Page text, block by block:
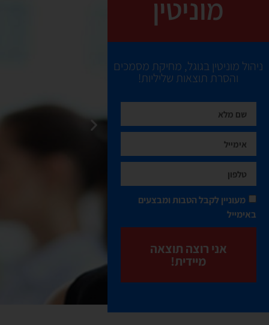
מוניטין
ניהול מוניטין בגוגל, מחיקת מסמכים
והסרת תוצאות שליליות!
מעוניין לקבל הטבות ומבצעים
באימייל
אני רוצה תוצאה
מיידית!